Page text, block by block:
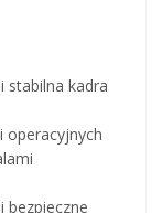
stabilna kadra
operacyjnych
bezpieczne